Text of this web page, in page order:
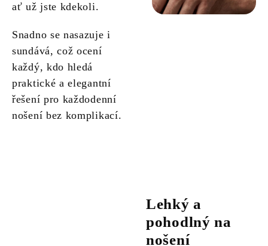
ať už jste kdekoli.
Snadno se nasazuje i
sundává, což ocení
každý, kdo hledá
praktické a elegantní
řešení pro každodenní
nošení bez komplikací.
Lehký a
pohodlný na
nošení